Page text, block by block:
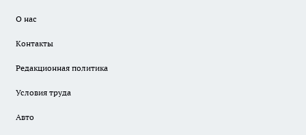
О нас
Контакты
Редакционная политика
Условия труда
Авто